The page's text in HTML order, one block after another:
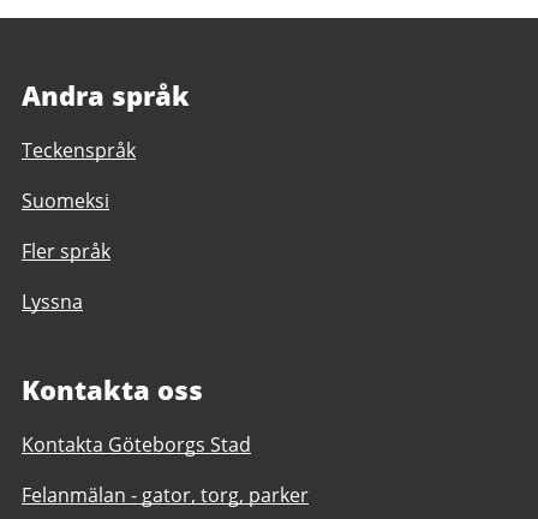
Andra språk
Teckenspråk
Suomeksi
Fler språk
Lyssna
Kontakta oss
Kontakta Göteborgs Stad
Felanmälan - gator, torg, parker